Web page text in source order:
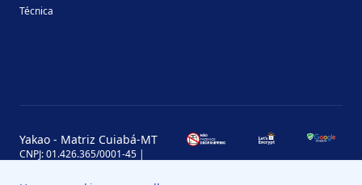
Técnica
Yakao - Matriz Cuiabá-MT
CNPJ: 01.426.365/0001-45 |